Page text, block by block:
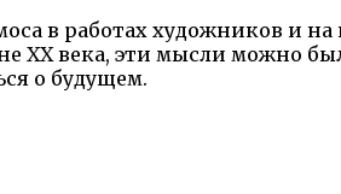
в работах художников и
ХХ века, эти мысли можно
о будущем.